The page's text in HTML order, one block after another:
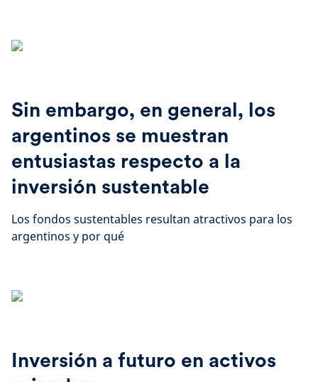
Sin embargo, en general, los
argentinos se muestran
entusiastas respecto a la
inversión sustentable
Los fondos sustentables resultan atractivos para los
argentinos y por qué
Inversión a futuro en activos